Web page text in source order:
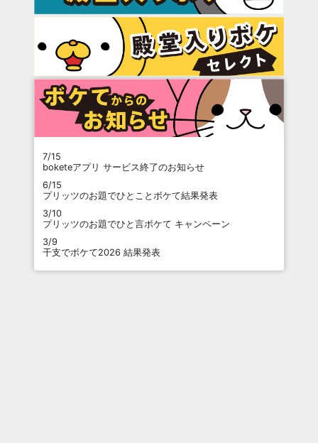
7/15
boketeアプリ サービス終了のお知らせ
6/15
プリッツのお題でひとことボケて結果発表
3/10
プリッツのお題でひと言ボケて キャンペーン
3/9
干支でボケて2026 結果発表